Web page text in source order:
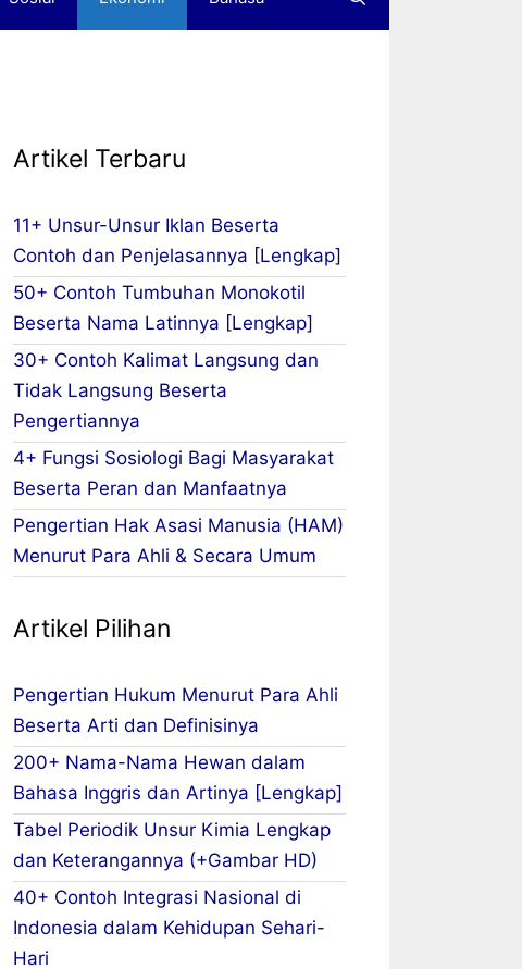
Artikel Terbaru
11+ Unsur-Unsur Iklan Beserta
Contoh dan Penjelasannya [Lengkap]
50+ Contoh Tumbuhan Monokotil
Beserta Nama Latinnya [Lengkap]
30+ Contoh Kalimat Langsung dan
Tidak Langsung Beserta
Pengertiannya
4+ Fungsi Sosiologi Bagi Masyarakat
Beserta Peran dan Manfaatnya
Pengertian Hak Asasi Manusia (HAM)
Menurut Para Ahli & Secara Umum
Artikel Pilihan
Pengertian Hukum Menurut Para Ahli
Beserta Arti dan Definisinya
200+ Nama-Nama Hewan dalam
Bahasa Inggris dan Artinya [Lengkap]
Tabel Periodik Unsur Kimia Lengkap
dan Keterangannya (+Gambar HD)
40+ Contoh Integrasi Nasional di
Indonesia dalam Kehidupan Sehari-
Hari